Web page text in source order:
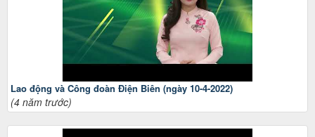
Lao động và Công đoàn Điện Biên (ngày 10-4-2022)
(4 năm trước)